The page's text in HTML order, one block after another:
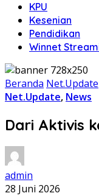
KPU
Kesenian
Pendidikan
Winnet
Beranda Net.Update
Net.Update, News
Dari Aktivis
admin
28 Juni 2026